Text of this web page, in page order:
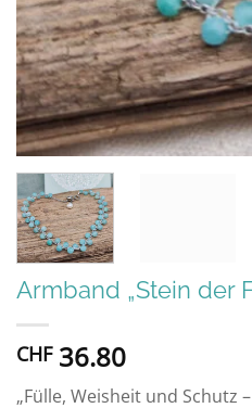
Armband „Stein der
CHF36.80
„Fülle, Weisheit und Schutz